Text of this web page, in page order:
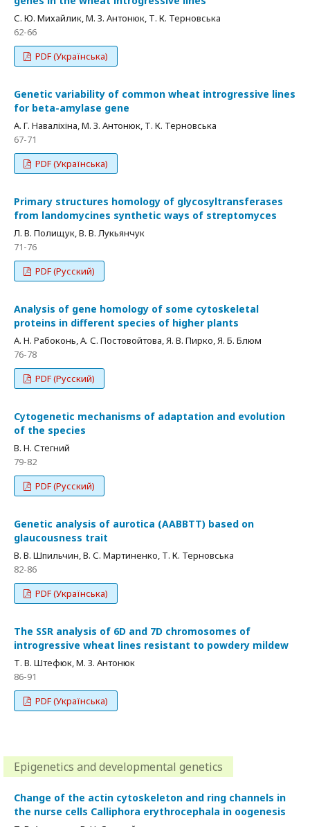
С. Ю. Михайлик, М. З. Антонюк, Т. К. Терновська
62-66
PDF (Українська)
Genetic variability of common wheat introgressive lines
for beta-amylase gene
А. Г. Наваліхіна, М. З. Антонюк, Т. К. Терновська
67-71
PDF (Українська)
Primary structures homology of glycosyltransferases
from landomycines synthetic ways of streptomyces
Л. В. Полищук, В. В. Лукьянчук
71-76
PDF (Русский)
Analysis of gene homology of some cytoskeletal
proteins in different species of higher plants
А. Н. Рабоконь, А. С. Постовойтова, Я. В. Пирко, Я. Б. Блюм
76-78
PDF (Русский)
Cytogenetic mechanisms of adaptation and evolution
of the species
В. Н. Стегний
79-82
PDF (Русский)
Genetic analysis of aurotica (ААВВТТ) based on
glaucousness trait
В. В. Шпильчин, В. С. Мартиненко, Т. К. Терновська
82-86
PDF (Українська)
The SSR analysis of 6D and 7D chromosomes of
introgressive wheat lines resistant to powdery mildew
Т. В. Штефюк, М. З. Антонюк
86-91
PDF (Українська)
Epigenetics and developmental genetics
Change of the actin cytoskeleton and ring channels in
the nurse cells Calliphora erythrocephala in oogenesis